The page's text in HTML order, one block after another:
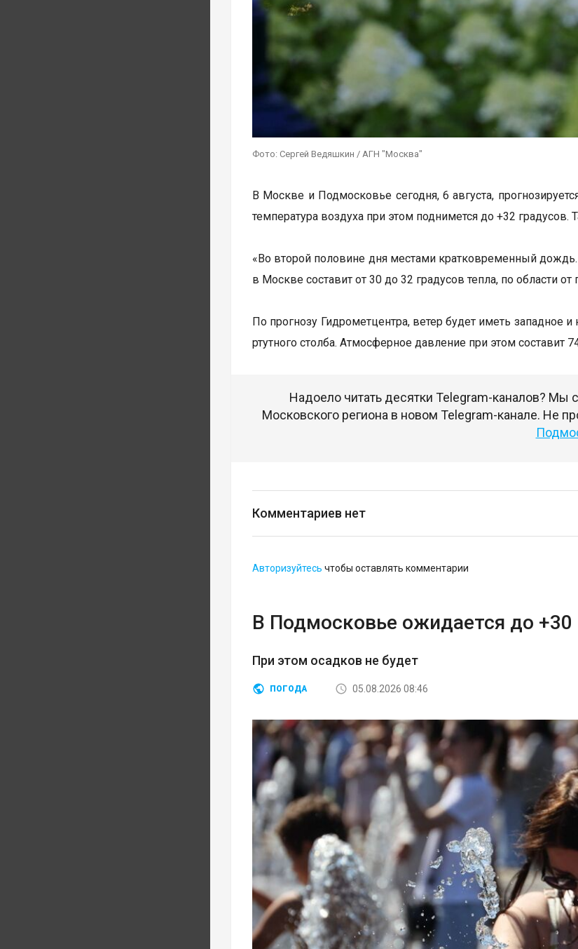
Фото: Сергей Ведяшкин / АГН "Москва"
В Москве и Подмосковье сегодня, 6 августа,
температура воздуха при этом поднимется до +32
«Во второй половине дня местами кратковременный
в Москве составит от 30 до 32 градусов тепла, по области
По прогнозу Гидрометцентра, ветер будет иметь западное
ртутного столба. Атмосферное давление при этом составит
Надоело читать десятки Telegram-каналов?
Московского региона в новом Telegram-канале. Не
Комментариев нет
Авторизуйтесь чтобы оставлять комментарии
В Подмосковье ожидается до +30
При этом осадков не будет
ПОГОДА 05.08.2026 08:46